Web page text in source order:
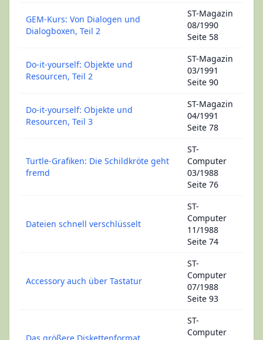
GEM-Kurs: Von Dialogen und
Dialogboxen, Teil 2
ST-Magazin
08/1990
Seite 58
Do-it-yourself: Objekte und
Resourcen, Teil 2
ST-Magazin
03/1991
Seite 90
Do-it-yourself: Objekte und
Resourcen, Teil 3
ST-Magazin
04/1991
Seite 78
Turtle-Grafiken: Die Schildkröte geht
fremd
ST-
Computer
03/1988
Seite 76
Dateien schnell verschlüsselt
ST-
Computer
11/1988
Seite 74
Accessory auch über Tastatur
ST-
Computer
07/1988
Seite 93
ST-
Computer